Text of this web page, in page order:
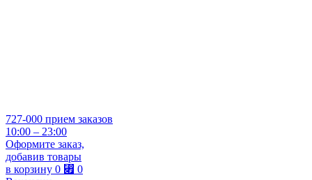
727-000 прием заказов
10:00 – 23:00
Оформите заказ,
добавив товары
в корзину 0 ⃏ 0